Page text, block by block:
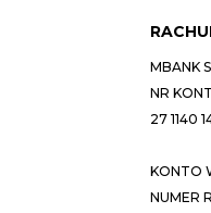
MBANK
NR
27 1140
KONTO
NUMER